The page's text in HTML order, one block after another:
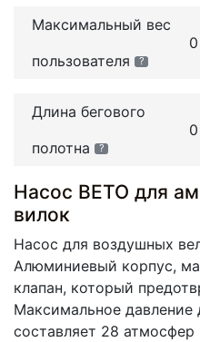
Максимальный вес
пользователя
?
Длина бегового
полотна
?
Насос ВЕТО для
вилок
Насос для воздушных
Алюминиевый корпус,
клапан, который
Максимальное давление
составляет 28